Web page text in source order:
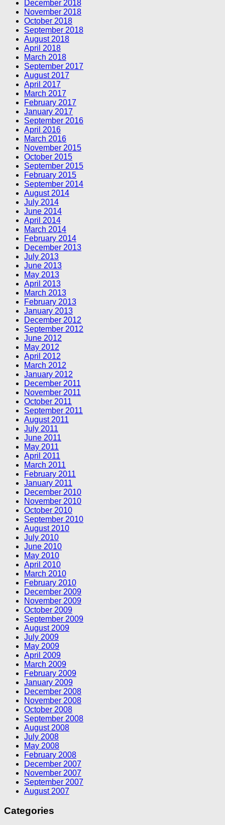
December 2018
November 2018
October 2018
September 2018
August 2018
April 2018
March 2018
September 2017
August 2017
April 2017
March 2017
February 2017
January 2017
September 2016
April 2016
March 2016
November 2015
October 2015
September 2015
February 2015
September 2014
August 2014
July 2014
June 2014
April 2014
March 2014
February 2014
December 2013
July 2013
June 2013
May 2013
April 2013
March 2013
February 2013
January 2013
December 2012
September 2012
June 2012
May 2012
April 2012
March 2012
January 2012
December 2011
November 2011
October 2011
September 2011
August 2011
July 2011
June 2011
May 2011
April 2011
March 2011
February 2011
January 2011
December 2010
November 2010
October 2010
September 2010
August 2010
July 2010
June 2010
May 2010
April 2010
March 2010
February 2010
December 2009
November 2009
October 2009
September 2009
August 2009
July 2009
May 2009
April 2009
March 2009
February 2009
January 2009
December 2008
November 2008
October 2008
September 2008
August 2008
July 2008
May 2008
February 2008
December 2007
November 2007
September 2007
August 2007
Categories